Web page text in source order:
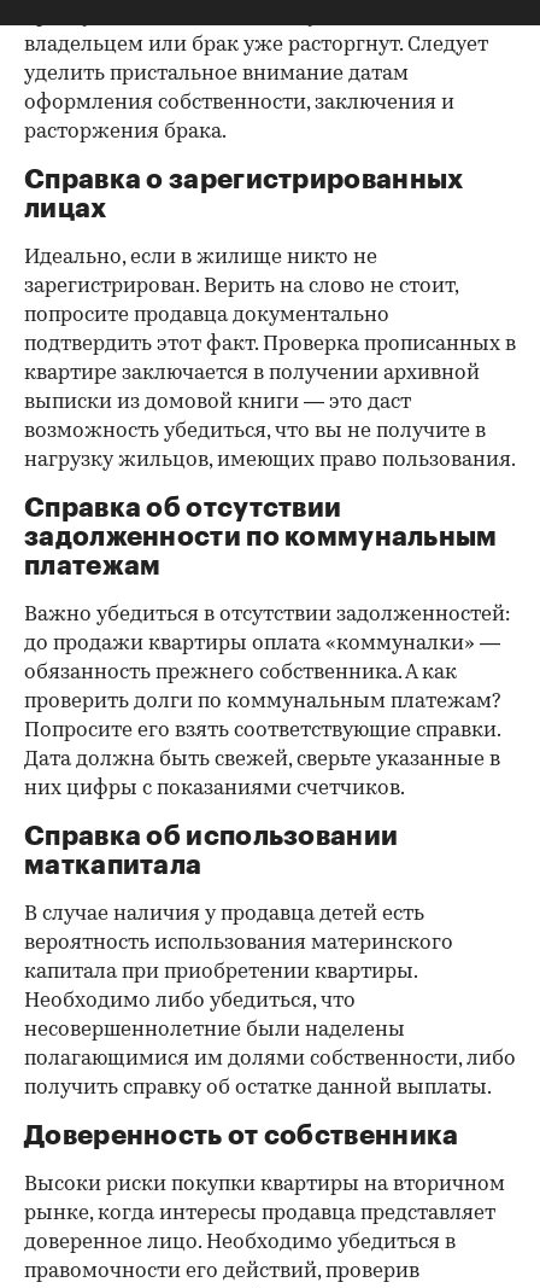
владельцем или брак уже расторгнут. Следует
уделить пристальное внимание датам
оформления собственности, заключения и
расторжения брака.
Справка о зарегистрированных
лицах
Идеально, если в жилище никто не
зарегистрирован. Верить на слово не стоит,
попросите продавца документально
подтвердить этот факт. Проверка прописанных в
квартире заключается в получении архивной
выписки из домовой книги — это даст
возможность убедиться, что вы не получите в
нагрузку жильцов, имеющих право пользования.
Справка об отсутствии
задолженности по коммунальным
платежам
Важно убедиться в отсутствии задолженностей:
до продажи квартиры оплата «коммуналки» —
обязанность прежнего собственника. А как
проверить долги по коммунальным платежам?
Попросите его взять соответствующие справки.
Дата должна быть свежей, сверьте указанные в
них цифры с показаниями счетчиков.
Справка об использовании
маткапитала
В случае наличия у продавца детей есть
вероятность использования материнского
капитала при приобретении квартиры.
Необходимо либо убедиться, что
несовершеннолетние были наделены
полагающимися им долями собственности, либо
получить справку об остатке данной выплаты.
Доверенность от собственника
Высоки риски покупки квартиры на вторичном
рынке, когда интересы продавца представляет
доверенное лицо. Необходимо убедиться в
правомочности его действий, проверив